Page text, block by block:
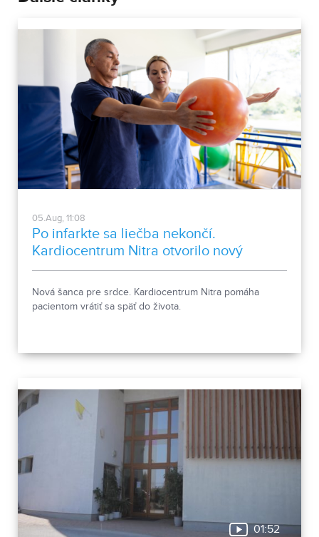
05.Aug, 11:08
Po infarkte sa liečba nekončí.
Kardiocentrum Nitra otvorilo nový
stacionár
Nová šanca pre srdce. Kardiocentrum Nitra pomáha
pacientom vrátiť sa späť do života.
01:52